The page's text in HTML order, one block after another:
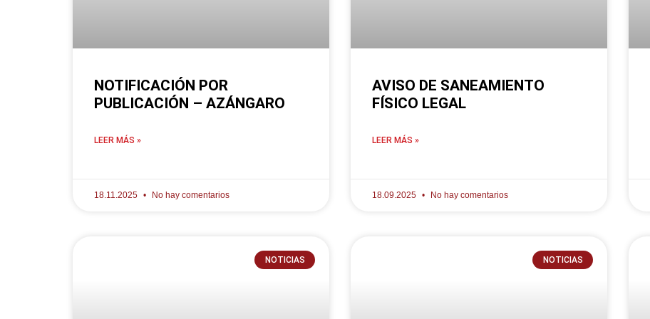
NOTIFICACIÓN POR
PUBLICACIÓN – AZÁNGARO
LEER MÁS »
18.11.2025 No hay comentarios
AVISO DE SANEAMIENTO
FÍSICO LEGAL
LEER MÁS »
18.09.2025 No hay comentarios
NOTICIAS NOTICIAS